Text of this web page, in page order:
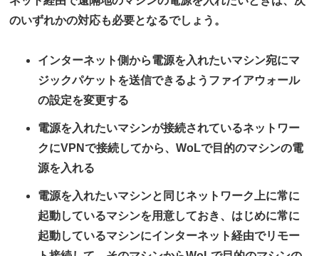
のいずれかの対応も必要となるでしょう。
インターネット側から電源を入れたいマシン宛にマ
ジックパケットを送信できるようファイアウォール
の設定を変更する
電源を入れたいマシンが接続されているネットワー
クにVPNで接続してから、WoLで目的のマシンの電
源を入れる
電源を入れたいマシンと同じネットワーク上に常に
起動しているマシンを用意しておき、はじめに常に
起動しているマシンにインターネット経由でリモー